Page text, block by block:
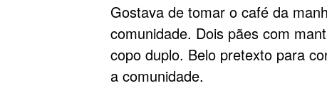
Gostava de tomar o café da
comunidade. Dois pães com
copo duplo. Belo pretexto para
a comunidade.